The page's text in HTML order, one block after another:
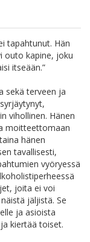
tapahtunut. Hän
outo kapine, joku
itseään.”
sekä terveen ja
vihollinen. Hänen
moitteettomaan
hänen
tavallisesti,
vyöryessä
joita ei voi
jäljistä. Se
ja asioista
kiertää toiset.